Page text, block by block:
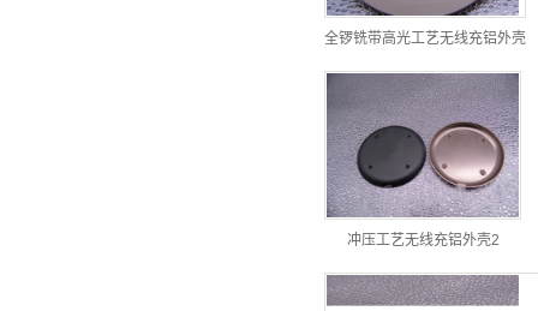
全锣铣带高光工艺无线充铝外壳
冲压工艺无线充铝外壳2